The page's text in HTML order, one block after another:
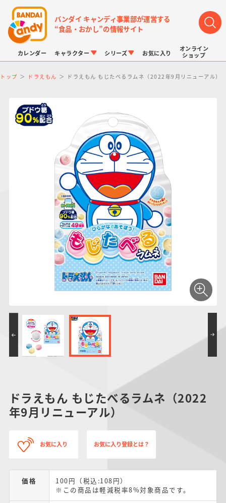
バンダイ キャンディ事業部が運営する
“食品・おかし”の情報サイト
カレンダー キャラクター
LINK TRAVELERS
仮面ライダーシリー
ズ
PROJECT R.E.D.・
スーパー戦隊シリー
ズ
プリキュアシリーズ
ガンダムシリーズ
ポケットモンスター
ドラゴンボール
アンパンマン
シリーズ
キャラパキ
つりグミ
チョコサプ
にふぉるめーしょん
＆スクエアシール
SMPシリーズ
ポケモンキッズ
ポケモンスケールワ
ールド
お気に入り
オンライン
ショップ
トップ ドラえもん ドラえもん もじたべるラムネ（2022年9月リニューアル）
ドラえもん もじたべるラムネ（2022
年9月リニューアル）
お気に入り お気に入り登録とは？
価格
100円（税込:108円）
※この商品は軽減税率8%対象商品です。